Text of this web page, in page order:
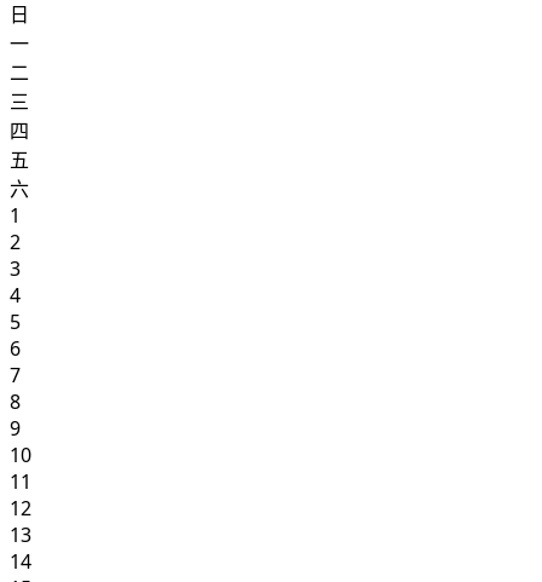
日
一
二
三
四
五
六
1
2
3
4
5
6
7
8
9
10
11
12
13
14